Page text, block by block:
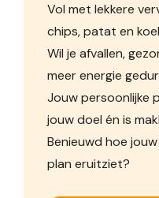
Vol met lekkere
chips, patat en
Wil je afvallen,
meer energie
Jouw persoonlijke
jouw doel én is
Benieuwd hoe
plan eruitziet?